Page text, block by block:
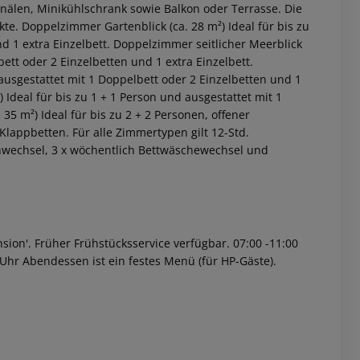
Minikühlschrank sowie Balkon oder Terrasse. Die
Doppelzimmer Gartenblick (ca. 28 m²) Ideal für bis zu
1 extra Einzelbett. Doppelzimmer seitlicher Meerblick
oder 2 Einzelbetten und 1 extra Einzelbett.
mit 1 Doppelbett oder 2 Einzelbetten und 1
Ideal für bis zu 1 + 1 Person und ausgestattet mit 1
m²) Ideal für bis zu 2 + 2 Personen, offener
Für alle Zimmertypen gilt 12-Std.
3 x wöchentlich Bettwäschewechsel und
Früher Frühstücksservice verfügbar. 07:00 -11:00
Abendessen ist ein festes Menü (für HP-Gäste).